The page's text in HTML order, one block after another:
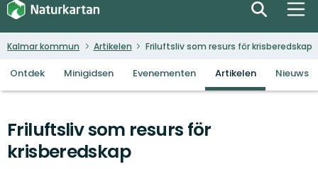
Kalmar kommun Artikelen Friluftsliv som resurs för krisberedskap
Ontdek Minigidsen Evenementen Artikelen Nieuws
Friluftsliv som resurs för
krisberedskap